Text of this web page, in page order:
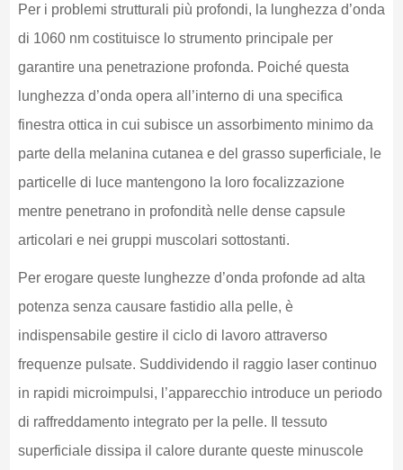
Per i problemi strutturali più profondi, la lunghezza d’onda
di 1060 nm costituisce lo strumento principale per
garantire una penetrazione profonda. Poiché questa
lunghezza d’onda opera all’interno di una specifica
finestra ottica in cui subisce un assorbimento minimo da
parte della melanina cutanea e del grasso superficiale, le
particelle di luce mantengono la loro focalizzazione
mentre penetrano in profondità nelle dense capsule
articolari e nei gruppi muscolari sottostanti.
Per erogare queste lunghezze d’onda profonde ad alta
potenza senza causare fastidio alla pelle, è
indispensabile gestire il ciclo di lavoro attraverso
frequenze pulsate. Suddividendo il raggio laser continuo
in rapidi microimpulsi, l’apparecchio introduce un periodo
di raffreddamento integrato per la pelle. Il tessuto
superficiale dissipa il calore durante queste minuscole